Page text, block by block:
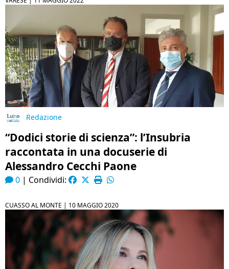
Redazione
“Dodici storie di scienza”: l’Insubria
raccontata in una docuserie di
Alessandro Cecchi Paone
0 | Condividi:
CUASSO AL MONTE | 10 MAGGIO 2020